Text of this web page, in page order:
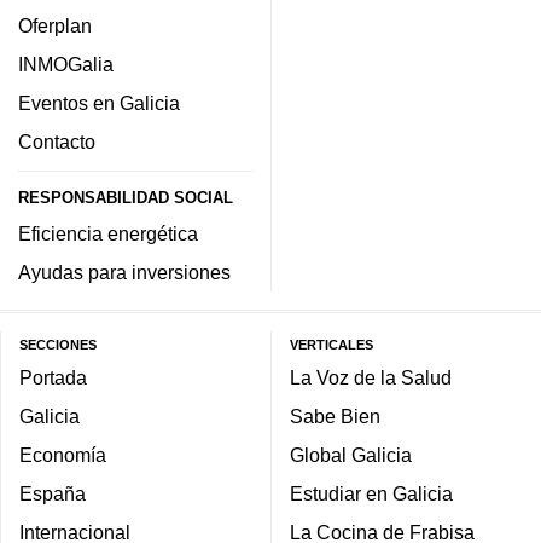
Oferplan
INMOGalia
Eventos en Galicia
Contacto
RESPONSABILIDAD SOCIAL
Eficiencia energética
Ayudas para inversiones
SECCIONES
Portada
Galicia
Economía
España
Internacional
VERTICALES
La Voz de la Salud
Sabe Bien
Global Galicia
Estudiar en Galicia
La Cocina de Frabisa